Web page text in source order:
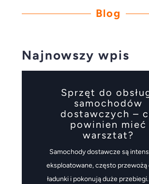
Blog
Najnowszy wpis
Sprzęt do
samochodów
dostawczych –
powinien mieć
warsztat?
Samochody dostawcze są
eksploatowane, często przewożą
ładunki i pokonują duże